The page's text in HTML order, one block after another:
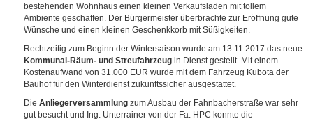
bestehenden Wohnhaus einen kleinen Verkaufsladen mit tollem
Ambiente geschaffen. Der Bürgermeister überbrachte zur Eröffnung gute
Wünsche und einen kleinen Geschenkkorb mit Süßigkeiten.
Rechtzeitig zum Beginn der Wintersaison wurde am 13.11.2017 das neue
Kommunal-Räum- und Streufahrzeugin Dienst gestellt. Mit einem
Kostenaufwand von 31.000 EUR wurde mit dem Fahrzeug Kubota der
Bauhof für den Winterdienst zukunftssicher ausgestattet.
Die Anliegerversammlungzum Ausbau der Fahnbacherstraße war sehr
gut besucht und Ing. Unterrainer von der Fa. HPC konnte die